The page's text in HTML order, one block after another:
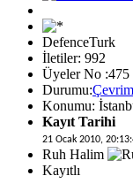
DefenceTurk
İletiler: 992
Üyeler No :475
Durumu:
Konumu:
Kayıt Tarihi
21 Ocak 2010,
Ruh Halim
Kayıtlı